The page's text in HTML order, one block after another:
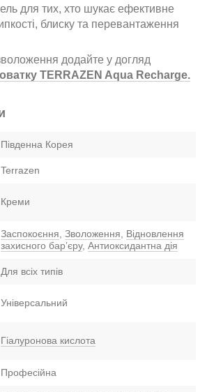
для тих, хто шукає ефективне
блиску та перевантаження
додайте у догляд
TERRAZEN Aqua Recharge.
Південна Корея
Terrazen
Креми
Заспокоєння, Зволоження, Відновлення
захисного барʼєру, Антиоксидантна дія
Для всіх типів
Універсальний
Гіалуронова кислота
Професійна